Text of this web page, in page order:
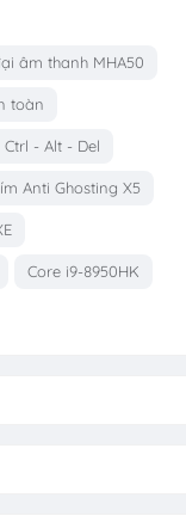
âm thanh MHA50
toàn
- Alt - Del
Anti Ghosting X5
Core i9-8950HK